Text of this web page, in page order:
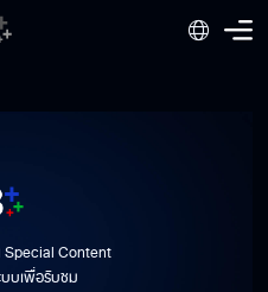
Special Content
บบเพื่อรับชม